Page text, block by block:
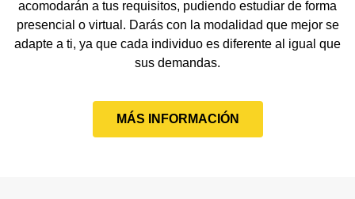
acomodarán a tus requisitos, pudiendo estudiar de forma
presencial o virtual. Darás con la modalidad que mejor se
adapte a ti, ya que cada individuo es diferente al igual que
sus demandas.
MÁS INFORMACIÓN